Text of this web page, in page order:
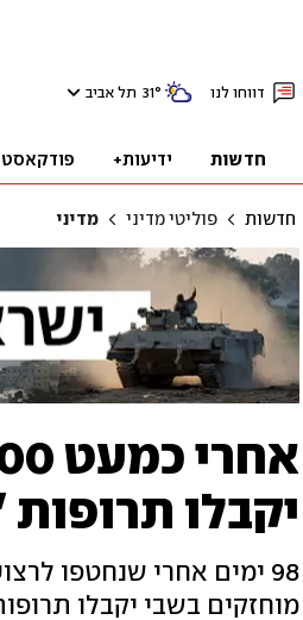
דווחו לנו 31° תל אביב
חדשות ידיעות+
חדשות פוליטי מדיני מדיני
יקבלו
98 ימים אחרי שנחטפו
מוחזקים בשבי יקבלו